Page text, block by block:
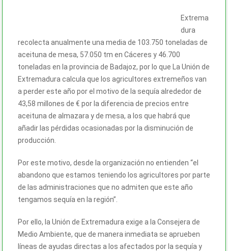
Extrema
dura
recolecta anualmente una media de 103.750 toneladas de
aceituna de mesa, 57.050 tm en Cáceres y 46.700
toneladas en la provincia de Badajoz, por lo que La Unión de
Extremadura calcula que los agricultores extremeños van
a perder este año por el motivo de la sequía alrededor de
43,58 millones de € por la diferencia de precios entre
aceituna de almazara y de mesa, a los que habrá que
añadir las pérdidas ocasionadas por la disminución de
producción.
Por este motivo, desde la organización no entienden “el
abandono que estamos teniendo los agricultores por parte
de las administraciones que no admiten que este año
tengamos sequía en la región”.
Por ello, la Unión de Extremadura exige a la Consejera de
Medio Ambiente, que de manera inmediata se aprueben
líneas de ayudas directas a los afectados por la sequía y